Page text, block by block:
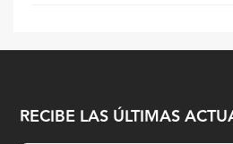
RECIBE LAS ÚLTIMAS